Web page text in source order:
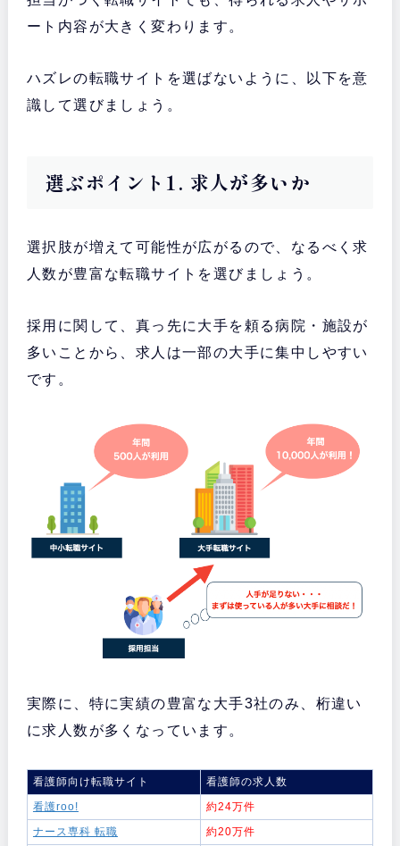
ート内容が大きく変わります。
ハズレの転職サイトを選ばないように、以下を意
識して選びましょう。
選ぶポイント1. 求人が多いか
選択肢が増えて可能性が広がるので、なるべく求
人数が豊富な転職サイトを選びましょう。
採用に関して、真っ先に大手を頼る病院・施設が
多いことから、求人は一部の大手に集中しやすい
です。
実際に、特に実績の豊富な大手3社のみ、桁違い
に求人数が多くなっています。
看護師向け転職サイト
看護師の求人数
看護roo!
約24万件
ナース専科 転職
約20万件